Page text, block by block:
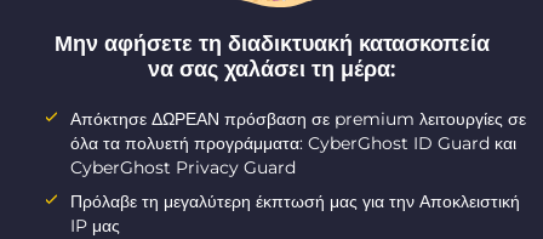
Μην αφήσετε τη διαδικτυακή κατασκοπεία
να σας χαλάσει τη μέρα:
Απόκτησε ΔΩΡΕΑΝ πρόσβαση σε premium λειτουργίες σε
όλα τα πολυετή προγράμματα: CyberGhost ID Guard και
CyberGhost Privacy Guard
Πρόλαβε τη μεγαλύτερη έκπτωσή μας για την Αποκλειστική
IP μας